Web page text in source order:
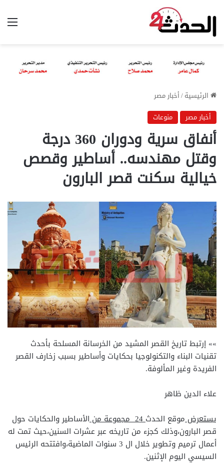
الرئيسية/أخبار مصر
أخبار مصر
منوعات
أنفاق سرية ودوران 360 درجة
وقتل مهندسه.. أساطير وقصص
خيالية سكنت قصر البارون
»» إرتبط تاريخ القصر المشيد من الخرسانة المسلحة بأحدث
تقنيات البناء والتكنولوجيا بحكايات وأساطير بسبب زخارف القصر
الفريدة وغير المألوفة.
علاء الدين ظاهر
يستعرضموقع الحدث24 مجموعة من
الأساطير والحكايات حول
قصر البارون،وذلك كجزء من تاريخه عبر عشرات السنين،حيث تمت له
أعمال ترميم وتطوير خلال ال 3 سنوات الماضية،وافتتحه الرئيس
السيسي اليوم الإثنين.